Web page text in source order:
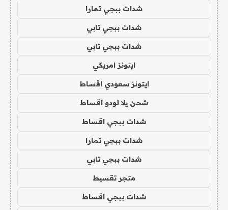
شدات ببجي تمارا
شدات ببجي تابي
شدات ببجي تابي
ايتونز امريكي
ايتونز سعودي اقساط
شحن يلا لودو اقساط
شدات ببجي اقساط
شدات ببجي تمارا
شدات ببجي تابي
متجر تقسيط
شدات ببجي اقساط